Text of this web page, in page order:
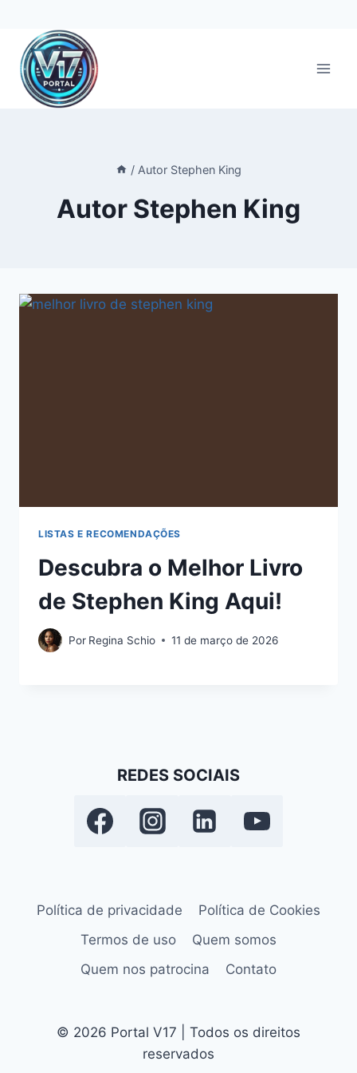
Pular
para
Conteúdo
/ Autor Stephen King
Autor Stephen King
LISTAS E RECOMENDAÇÕES
Descubra o Melhor Livro
de Stephen King Aqui!
Por Regina Schio 11 de março de 2026
REDES SOCIAIS
Política de privacidade
Política de Cookies
Termos de uso
Quem somos
Quem nos patrocina
Contato
© 2026 Portal V17 | Todos os direitos
reservados